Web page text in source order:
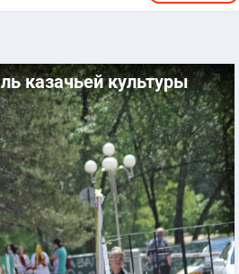
казачьей культуры
2017